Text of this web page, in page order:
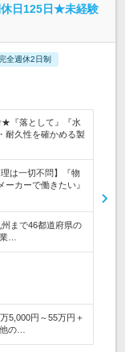
休日125日★未経験
全週休2日制
『落として』『水
耐久性を確かめる製
は一切不問】『物
カーで働きたい』
州まで46都道府県の
…
5,000円～55万円＋
の…